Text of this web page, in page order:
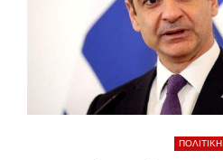
ΠΟΛΙΤΙΚΗ